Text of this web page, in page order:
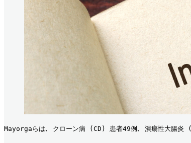
Mayorgaらは､ クローン病 (CD) 患者49例､ 潰瘍性大腸炎